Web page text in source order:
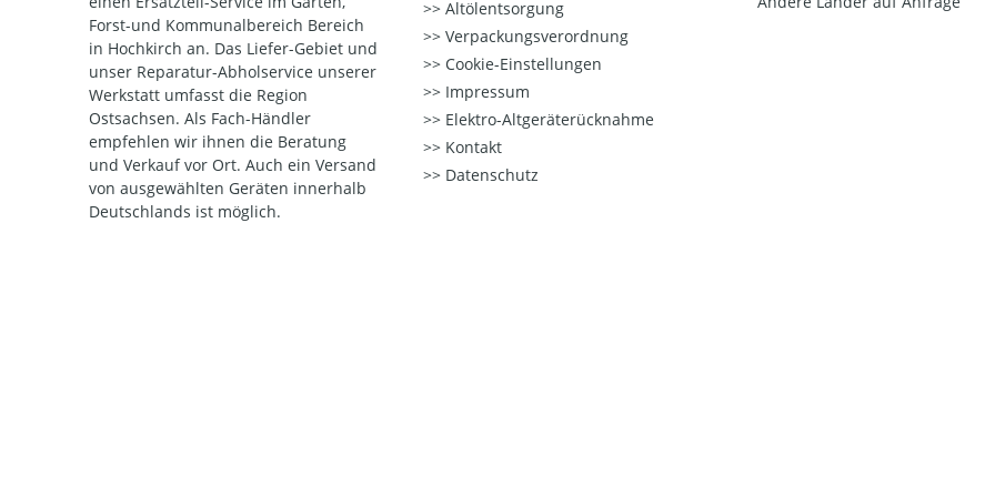
Forst-und Kommunalbereich Bereich
in Hochkirch an. Das Liefer-Gebiet und
unser Reparatur-Abholservice unserer
Werkstatt umfasst die Region
Ostsachsen. Als Fach-Händler
empfehlen wir ihnen die Beratung
und Verkauf vor Ort. Auch ein Versand
von ausgewählten Geräten innerhalb
Deutschlands ist möglich.
Altölentsorgung
Verpackungsverordnung
Cookie-Einstellungen
Impressum
Elektro-Altgeräterücknahme
Kontakt
Datenschutz